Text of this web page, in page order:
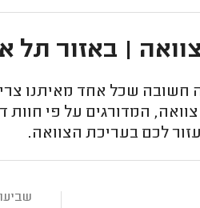
| באזור תל
חשובה שכל אחד מאיתנו
המדורגים על פי
לכם בעריכת הצוואה.